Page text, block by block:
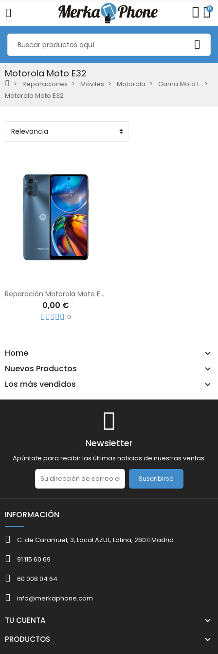
0
Motorola Moto E32
Reparaciones Móviles Motorola
Gama Moto E
Motorola Moto E32
Home
Nuevos Productos
Los más vendidos
Reparación Motorola Moto E32
0,00 €
0
Newsletter
Apúntate para recibir las últimas noticias de nuestras ventas.
Suscribirse
INFORMACIÓN
C. de Caramuel, 3, Local AZUL, Latina, 28011 Madrid
91 115 60 69
60 008 04 64
info@merkaphone.com
TU CUENTA
PRODUCTOS